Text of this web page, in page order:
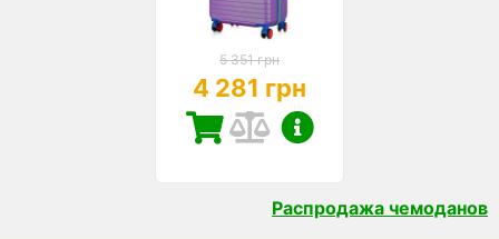
5 351 грн
4 281 грн
Распродажа чемоданов